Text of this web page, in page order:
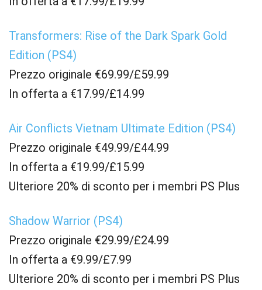
Transformers: Rise of the Dark Spark Gold
Edition (PS4)
Prezzo originale €69.99/£59.99
In offerta a €17.99/£14.99
Air Conflicts Vietnam Ultimate Edition (PS4)
Prezzo originale €49.99/£44.99
In offerta a €19.99/£15.99
Ulteriore 20% di sconto per i membri PS Plus
Shadow Warrior (PS4)
Prezzo originale €29.99/£24.99
In offerta a €9.99/£7.99
Ulteriore 20% di sconto per i membri PS Plus